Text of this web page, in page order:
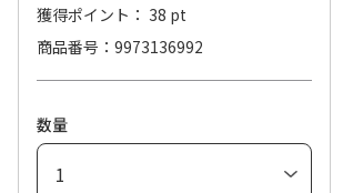
獲得ポイント： 38 pt
商品番号
9973136992
数量